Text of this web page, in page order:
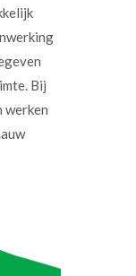
Bij
werken